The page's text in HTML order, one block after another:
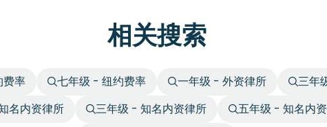
相关搜索
率 七年级 - 纽约费率 一年级 - 外资律所 三年
名内资律所 三年级 - 知名内资律所 五年级 - 知名内